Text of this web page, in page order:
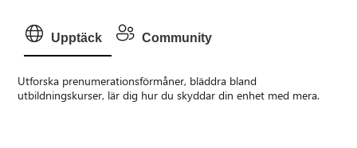
Upptäck Community
Utforska prenumerationsförmåner, bläddra bland
utbildningskurser, lär dig hur du skyddar din enhet med mera.